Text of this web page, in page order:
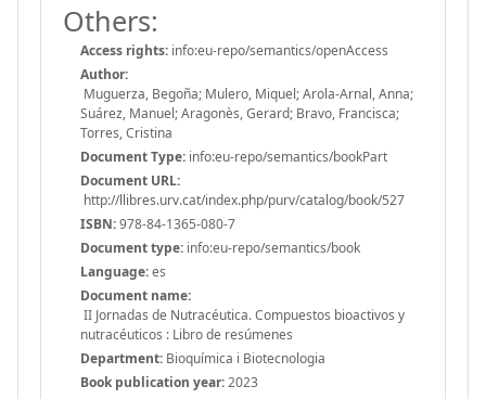
Others:
Access rights: info:eu-repo/semantics/openAccess
Author:
Muguerza, Begoña; Mulero, Miquel; Arola-Arnal, Anna;
Suárez, Manuel; Aragonès, Gerard; Bravo, Francisca;
Torres, Cristina
Document Type: info:eu-repo/semantics/bookPart
Document URL:
http://llibres.urv.cat/index.php/purv/catalog/book/527
ISBN:978-84-1365-080-7
Document type: info:eu-repo/semantics/book
Language:es
Document name:
II Jornadas de Nutracéutica. Compuestos bioactivos y
nutracéuticos : Libro de resúmenes
Department: Bioquímica i Biotecnologia
Book publication year:2023